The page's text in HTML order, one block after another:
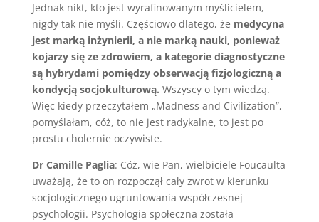
Jednak nikt, kto jest wyrafinowanym myślicielem,
nigdy tak nie myśli. Częściowo dlatego, że medycyna
jest marką inżynierii, a nie marką nauki, ponieważ
kojarzy się ze zdrowiem, a kategorie diagnostyczne
są hybrydami pomiędzy obserwacją fizjologiczną a
kondycją socjokulturową. Wszyscy o tym wiedzą.
Więc kiedy przeczytałem „Madness and Civilization”,
pomyślałam, cóż, to nie jest radykalne, to jest po
prostu cholernie oczywiste.
Dr Camille Paglia: Cóż, wie Pan, wielbiciele Foucaulta
uważają, że to on rozpoczął cały zwrot w kierunku
socjologicznego ugruntowania współczesnej
psychologii. Psychologia społeczna została